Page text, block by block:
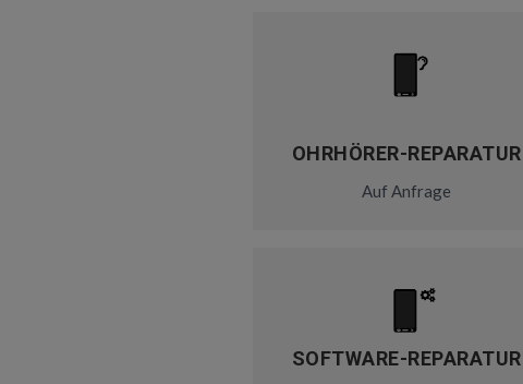
OHRHÖRER-REPARATUR
Auf Anfrage
SOFTWARE-REPARATUR